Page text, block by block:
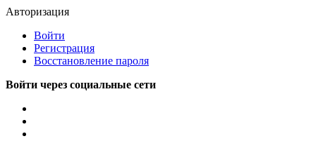
Авторизация
Войти
Регистрация
Восстановление пароля
Войти через социальные сети